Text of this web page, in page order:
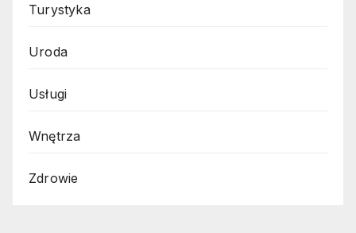
Turystyka
Uroda
Usługi
Wnętrza
Zdrowie